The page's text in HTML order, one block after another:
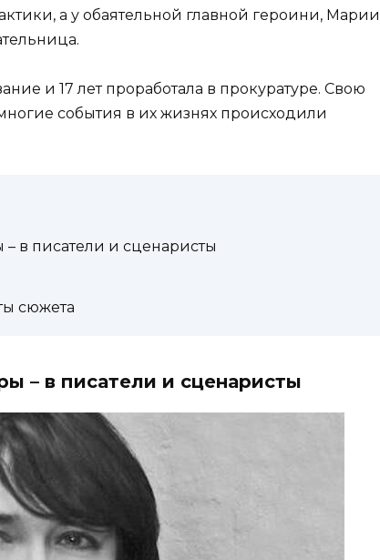
а у обаятельной главной героини, Марии
и 17 лет проработала в прокуратуре. Свою
события в их жизнях происходили
– в писатели и сценаристы
сюжета
– в писатели и сценаристы